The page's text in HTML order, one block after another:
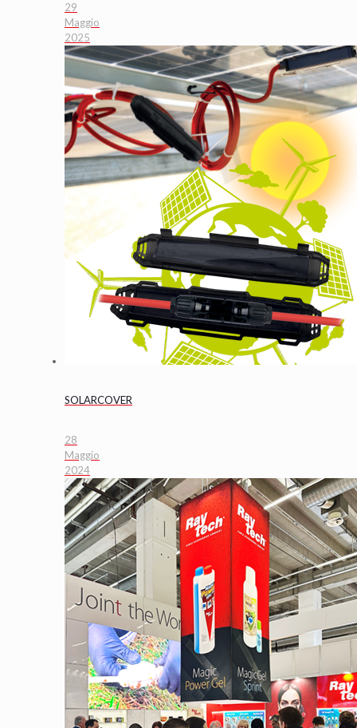
29
Maggio
2025
SOLARCOVER
28
Maggio
2024